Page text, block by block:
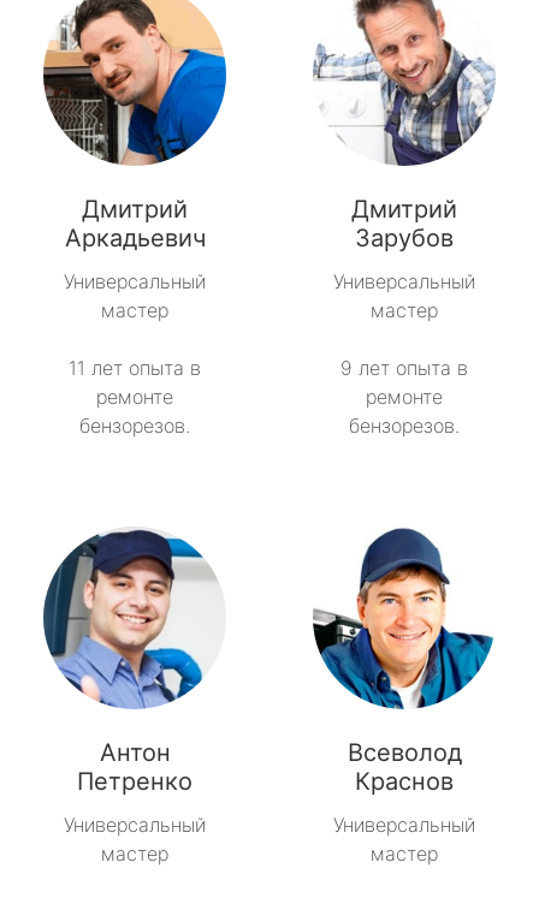
Дмитрий
Аркадьевич
Универсальный
мастер
11 лет опыта в
ремонте
бензорезов.
Дмитрий
Зарубов
Универсальный
мастер
9 лет опыта в
ремонте
бензорезов.
Антон
Петренко
Универсальный
мастер
Всеволод
Краснов
Универсальный
мастер